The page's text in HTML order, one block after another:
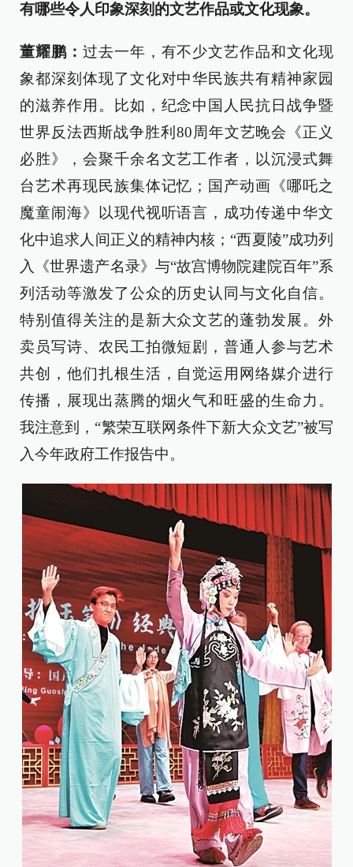
有哪些令人印象深刻的文艺作品或文化现象。
董耀鹏： 过去一年，有不少文艺作品和文化现
象都深刻体现了文化对中华民族共有精神家园
的滋养作用。比如，纪念中国人民抗日战争暨
世界反法西斯战争胜利80周年文艺晚会《正义
必胜》，会聚千余名文艺工作者，以沉浸式舞
台艺术再现民族集体记忆；国产动画《哪吒之
魔童闹海》以现代视听语言，成功传递中华文
化中追求人间正义的精神内核；“西夏陵”成功列
入《世界遗产名录》与“故宫博物院建院百年”系
列活动等激发了公众的历史认同与文化自信。
特别值得关注的是新大众文艺的蓬勃发展。外
卖员写诗、农民工拍微短剧，普通人参与艺术
共创，他们扎根生活，自觉运用网络媒介进行
传播，展现出蒸腾的烟火气和旺盛的生命力。
我注意到，“繁荣互联网条件下新大众文艺”被写
入今年政府工作报告中。